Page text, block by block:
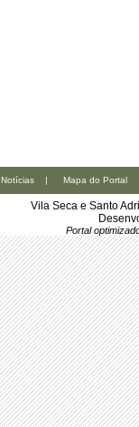
Notícias | Mapa do Portal
Vila Seca e Santo
Portal